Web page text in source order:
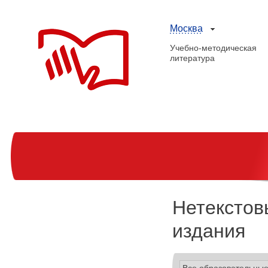
Москва
Учебно-методическая
литература
издания